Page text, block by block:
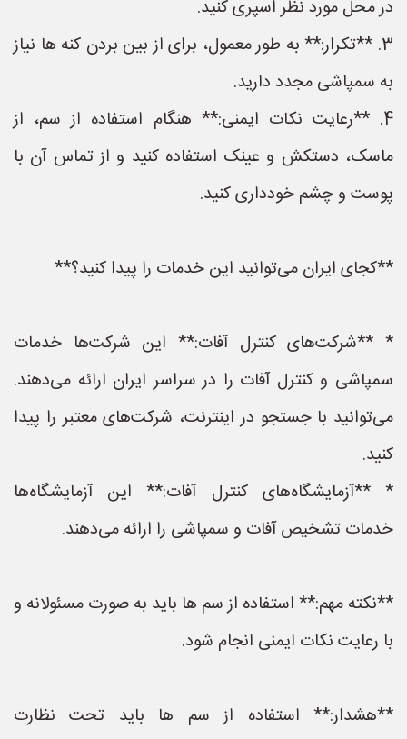
در محل مورد نظر اسپری کنید.
3. **تکرار:** به طور معمول، برای از بین بردن کنه ها نیاز
به سمپاشی مجدد دارید.
4. **رعایت نکات ایمنی:** هنگام استفاده از سم، از
ماسک، دستکش و عینک استفاده کنید و از تماس آن با
پوست و چشم خودداری کنید.
**کجای ایران می‌توانید این خدمات را پیدا کنید؟**
* **شرکت‌های کنترل آفات:** این شرکت‌ها خدمات
سمپاشی و کنترل آفات را در سراسر ایران ارائه می‌دهند.
می‌توانید با جستجو در اینترنت، شرکت‌های معتبر را پیدا
کنید.
* **آزمایشگاه‌های کنترل آفات:** این آزمایشگاه‌ها
خدمات تشخیص آفات و سمپاشی را ارائه می‌دهند.
**نکته مهم:** استفاده از سم ها باید به صورت مسئولانه و
با رعایت نکات ایمنی انجام شود.
**هشدار:** استفاده از سم ها باید تحت نظارت